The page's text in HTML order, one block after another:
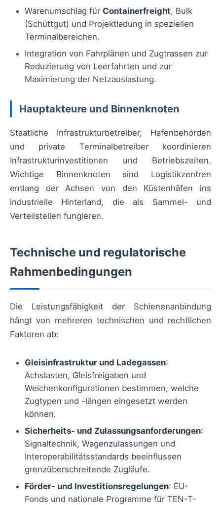
Warenumschlag für Containerfreight, Bulk
(Schüttgut) und Projektladung in speziellen
Terminalbereichen.
Integration von Fahrplänen und Zugtrassen zur
Reduzierung von Leerfahrten und zur
Maximierung der Netzauslastung.
Hauptakteure und Binnenknoten
Staatliche Infrastrukturbetreiber, Hafenbehörden
und private Terminalbetreiber koordinieren
Infrastrukturinvestitionen und Betriebszeiten.
Wichtige Binnenknoten sind Logistikzentren
entlang der Achsen von den Küstenhäfen ins
industrielle Hinterland, die als Sammel- und
Verteilstellen fungieren.
Technische und regulatorische
Rahmenbedingungen
Die Leistungsfähigkeit der Schienenanbindung
hängt von mehreren technischen und rechtlichen
Faktoren ab:
Gleisinfrastruktur und Ladegassen:
Achslasten, Gleisfreigaben und
Weichenkonfigurationen bestimmen, welche
Zugtypen und -längen eingesetzt werden
können.
Sicherheits- und Zulassungsanforderungen:
Signaltechnik, Wagenzulassungen und
Interoperabilitätsstandards beeinflussen
grenzüberschreitende Zugläufe.
Förder- und Investitionsregelungen: EU-
Fonds und nationale Programme für TEN-T-